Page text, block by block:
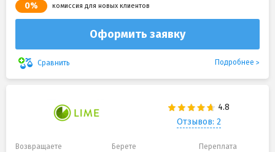
0% комиссия для новых клиентов
Оформить заявку
Сравнить Подробнее
Отзывов: 2
Возвращаете Берете Переплата